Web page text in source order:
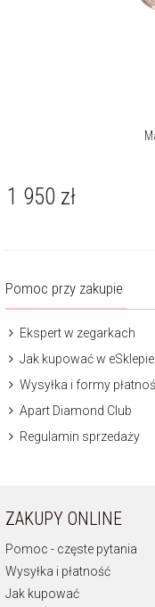
1 950 zł
Pomoc przy zakupie
Ekspert w zegarkach
Jak kupować w eSklepie
Wysyłka i formy
Apart Diamond Club
Regulamin sprzedaży
ZAKUPY ONLINE
Pomoc - częste pytania
Wysyłka i płatność
Jak kupować